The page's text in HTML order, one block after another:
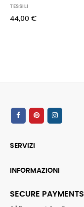
TESSILI
44,00 €
SERVIZI
INFORMAZIONI
SECURE PAYMENTS